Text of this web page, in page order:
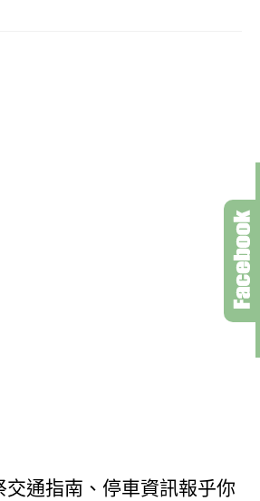
交通指南、停車資訊報乎你